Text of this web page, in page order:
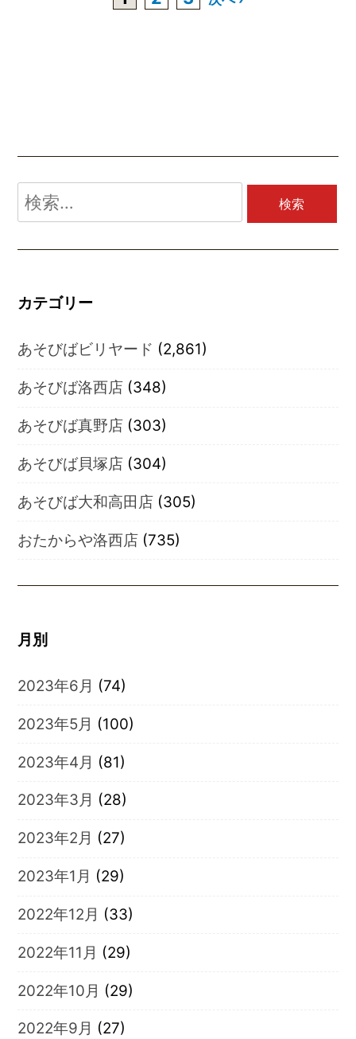
検
索:
カテゴリー
あそびばビリヤード (2,861)
あそびば洛西店 (348)
あそびば真野店 (303)
あそびば貝塚店 (304)
あそびば大和高田店 (305)
おたからや洛西店 (735)
月別
2023年6月 (74)
2023年5月 (100)
2023年4月 (81)
2023年3月 (28)
2023年2月 (27)
2023年1月 (29)
2022年12月 (33)
2022年11月 (29)
2022年10月 (29)
2022年9月 (27)